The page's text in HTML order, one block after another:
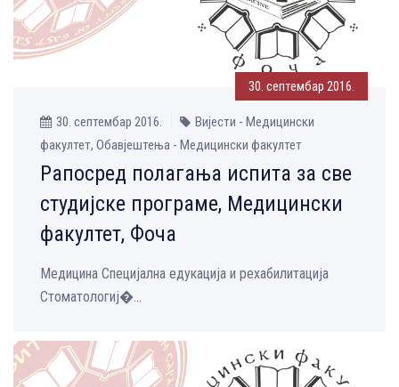
30. септембар 2016.
30. септембар 2016.
Вијести - Медицински
факултет, Обавјештења - Медицински факултет
Рапосред полагања испита за све
студијске програме, Медицински
факултет, Фоча
Медицина Специјална едукација и рехабилитација
Стоматологиј�...